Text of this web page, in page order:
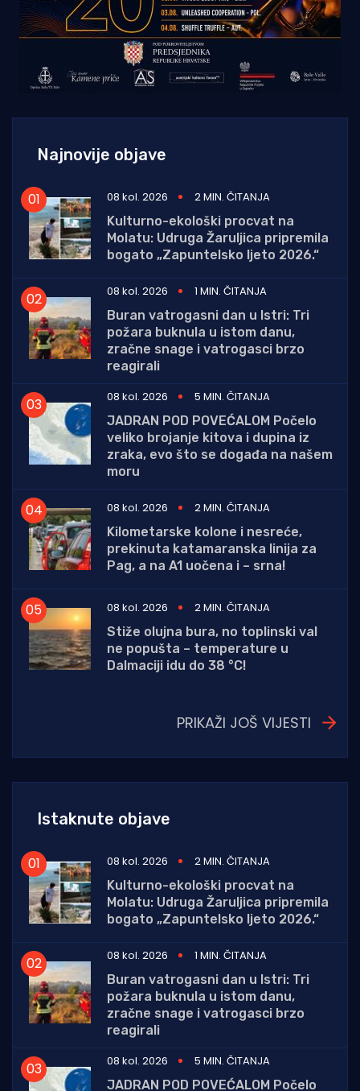
Najnovije objave
08 kol. 2026
2 MIN. ČITANJA
Kulturno-ekološki procvat na
Molatu: Udruga Žaruljica pripremila
bogato „Zapuntelsko ljeto 2026.“
08 kol. 2026
1 MIN. ČITANJA
Buran vatrogasni dan u Istri: Tri
požara buknula u istom danu,
zračne snage i vatrogasci brzo
reagirali
08 kol. 2026
5 MIN. ČITANJA
JADRAN POD POVEĆALOM Počelo
veliko brojanje kitova i dupina iz
zraka, evo što se događa na našem
moru
08 kol. 2026
2 MIN. ČITANJA
Kilometarske kolone i nesreće,
prekinuta katamaranska linija za
Pag, a na A1 uočena i – srna!
08 kol. 2026
2 MIN. ČITANJA
Stiže olujna bura, no toplinski val
ne popušta – temperature u
Dalmaciji idu do 38 °C!
PRIKAŽI JOŠ VIJESTI
Istaknute objave
08 kol. 2026
2 MIN. ČITANJA
Kulturno-ekološki procvat na
Molatu: Udruga Žaruljica pripremila
bogato „Zapuntelsko ljeto 2026.“
08 kol. 2026
1 MIN. ČITANJA
Buran vatrogasni dan u Istri: Tri
požara buknula u istom danu,
zračne snage i vatrogasci brzo
reagirali
08 kol. 2026
5 MIN. ČITANJA
JADRAN POD POVEĆALOM Počelo